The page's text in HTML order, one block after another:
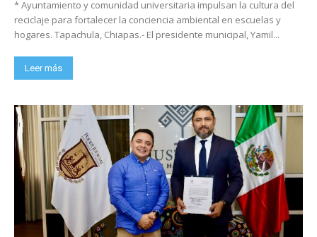
* Ayuntamiento y comunidad universitaria impulsan la cultura del
reciclaje para fortalecer la conciencia ambiental en escuelas y
hogares. Tapachula, Chiapas.- El presidente municipal, Yamil...
Leer más